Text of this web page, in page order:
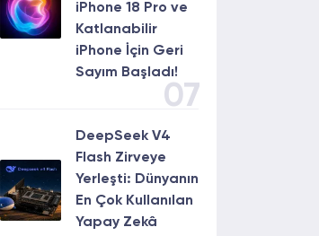
iPhone 18 Pro ve
Katlanabilir
iPhone İçin Geri
Sayım Başladı!
07
DeepSeek V4
Flash Zirveye
Yerleşti: Dünyanın
En Çok Kullanılan
Yapay Zekâ